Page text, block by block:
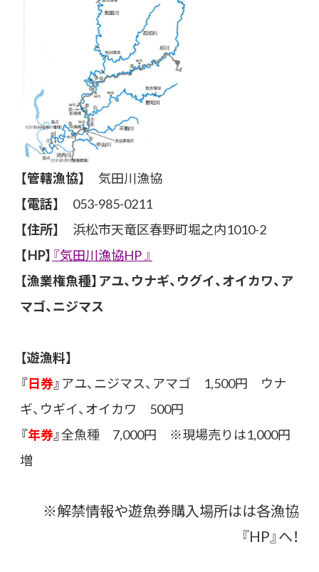
【管轄漁協】
気田川漁協
【電話】 053-985-0211
【住所】
浜松市天竜区春野町堀之内1010-2
【HP】 『気田川漁協HP 』
【漁業権魚種】アユ、ウナギ、ウグイ、オイカワ、ア
マゴ、ニジマス
【遊漁料】
『日券』アユ、ニジマス、アマゴ 1,500円 ウナ
ギ、ウギイ、オイカワ 500円
『年券』全魚種 7,000円 ※現場売りは1,000円
増
※解禁情報や遊魚券購入場所はは各漁協
『HP』へ！